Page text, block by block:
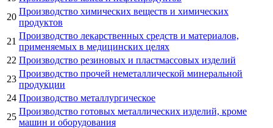
20
Производство химических веществ и химических
продуктов
21
Производство лекарственных средств и материалов,
применяемых в медицинских целях
22 Производство резиновых и пластмассовых изделий
23
Производство прочей неметаллической минеральной
продукции
24 Производство металлургическое
25
Производство готовых металлических изделий, кроме
машин и оборудования